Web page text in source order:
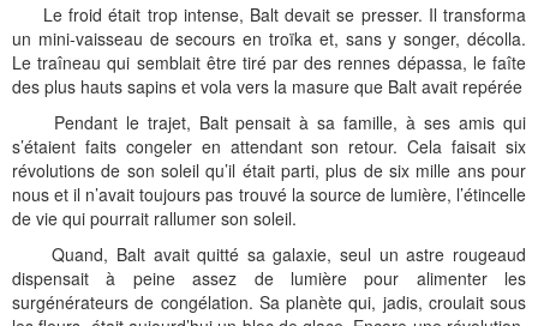
Le froid était trop intense, Balt devait se presser. Il transforma
un mini-vaisseau de secours en troïka et, sans y songer, décolla.
Le traîneau qui semblait être tiré par des rennes dépassa, le faîte
des plus hauts sapins et vola vers la masure que Balt avait repérée
Pendant le trajet, Balt pensait à sa famille, à ses amis qui
s’étaient faits congeler en attendant son retour. Cela faisait six
révolutions de son soleil qu’il était parti, plus de six mille ans pour
nous et il n’avait toujours pas trouvé la source de lumière, l’étincelle
de vie qui pourrait rallumer son soleil.
Quand, Balt avait quitté sa galaxie, seul un astre rougeaud
dispensait à peine assez de lumière pour alimenter les
surgénérateurs de congélation. Sa planète qui, jadis, croulait sous